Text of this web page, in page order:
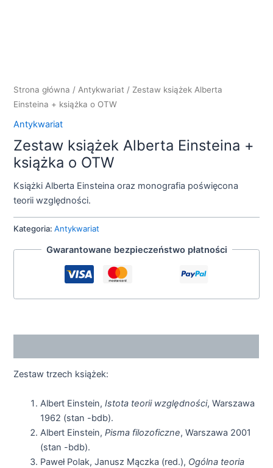
Strona główna / Antykwariat / Zestaw książek Alberta
Einsteina + książka o OTW
Antykwariat
Zestaw książek Alberta Einsteina +
książka o OTW
Książki Alberta Einsteina oraz monografia poświęcona
teorii względności.
Kategoria:Antykwariat
Gwarantowane bezpieczeństwo płatności
Zestaw trzech książek:
Albert Einstein,Istota teorii względności, Warszawa
1962 (stan -bdb).
Albert Einstein,Pisma filozoficzne, Warszawa 2001
(stan -bdb).
Paweł Polak, Janusz Mączka (red.), Ogólna teoria